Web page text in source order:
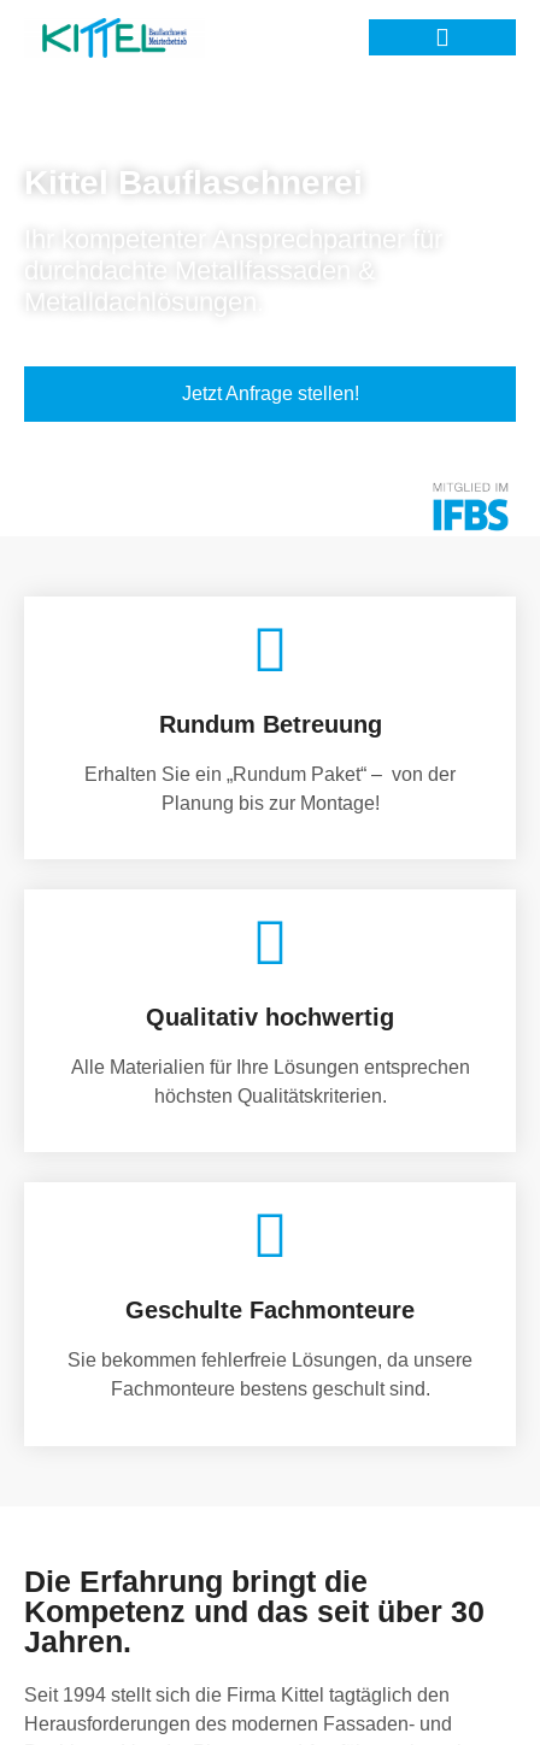
Kittel Bauflaschnerei
Ihr kompetenter Ansprechpartner für
durchdachte Metallfassaden &
Metalldachlösungen.
Jetzt Anfrage stellen!
Rundum Betreuung
Erhalten Sie ein „Rundum Paket“ – von der
Planung bis zur Montage!
Qualitativ hochwertig
Alle Materialien für Ihre Lösungen entsprechen
höchsten Qualitätskriterien.
Geschulte Fachmonteure
Sie bekommen fehlerfreie Lösungen, da unsere
Fachmonteure bestens geschult sind.
Die Erfahrung bringt die
Kompetenz und das seit über 30
Jahren.
Seit 1994 stellt sich die Firma Kittel tagtäglich den
Herausforderungen des modernen Fassaden- und